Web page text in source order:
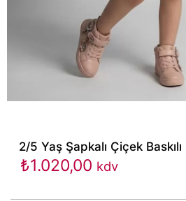
2/5 Yaş Şapkalı Çiçek
₺1.020,00 kdv